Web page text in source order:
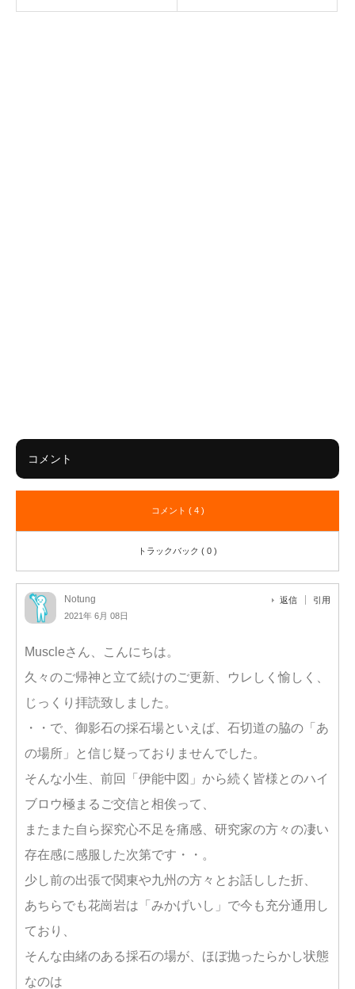
コメント
コメント ( 4 )
トラックバック ( 0 )
Notung
2021年 6月 08日
返信 引用
Muscleさん、こんにちは。
久々のご帰神と立て続けのご更新、ウレしく愉しく、
じっくり拝読致しました。
・・で、御影石の採石場といえば、石切道の脇の「あ
の場所」と信じ疑っておりませんでした。
そんな小生、前回「伊能中図」から続く皆様とのハイ
ブロウ極まるご交信と相俟って、
またまた自ら探究心不足を痛感、研究家の方々の凄い
存在感に感服した次第です・・。
少し前の出張で関東や九州の方々とお話しした折、
あちらでも花崗岩は「みかげいし」で今も充分通用し
ており、
そんな由緒のある採石の場が、ほぼ抛ったらかし状態
なのは